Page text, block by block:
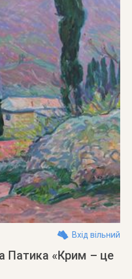
Вхід вільний
Патика «Крим – це